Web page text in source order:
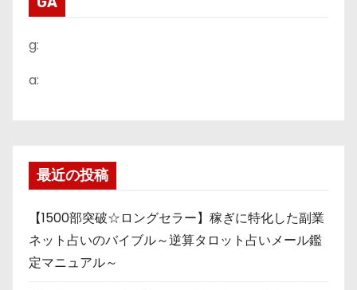
g:
a:
最近の投稿
【1500部突破☆ロングセラー】稼ぎに特化した副業
ネット占いのバイブル～逆算タロット占いメール鑑
定マニュアル～